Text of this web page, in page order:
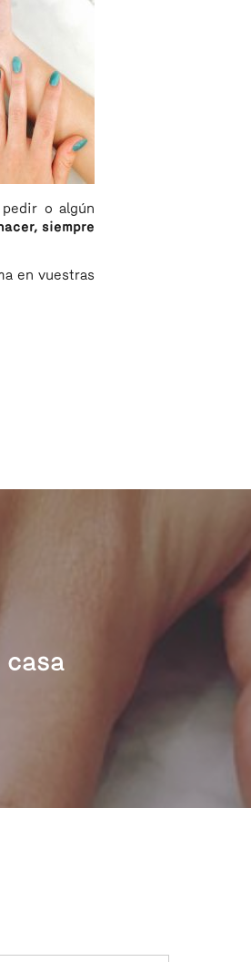
o algún
siempre
en vuestras